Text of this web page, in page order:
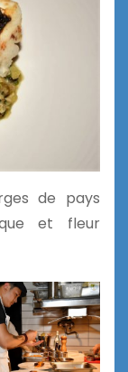
de pays
et fleur